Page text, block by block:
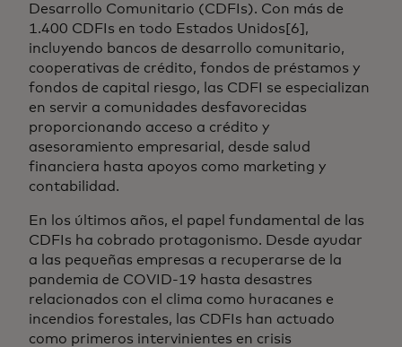
Desarrollo Comunitario (CDFIs). Con más de
1.400 CDFIs en todo Estados Unidos[6],
incluyendo bancos de desarrollo comunitario,
cooperativas de crédito, fondos de préstamos y
fondos de capital riesgo, las CDFI se especializan
en servir a comunidades desfavorecidas
proporcionando acceso a crédito y
asesoramiento empresarial, desde salud
financiera hasta apoyos como marketing y
contabilidad.
En los últimos años, el papel fundamental de las
CDFIs ha cobrado protagonismo. Desde ayudar
a las pequeñas empresas a recuperarse de la
pandemia de COVID-19 hasta desastres
relacionados con el clima como huracanes e
incendios forestales, las CDFIs han actuado
como primeros intervinientes en crisis